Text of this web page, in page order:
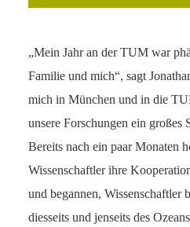
„Mein Jahr an der TUM war
Familie und mich“, sagt
mich in München und in die
unsere Forschungen ein großes
Bereits nach ein paar Monaten
Wissenschaftler ihre
und begannen, Wissenschaftler
diesseits und jenseits des